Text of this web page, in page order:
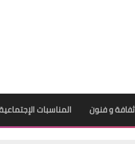
ثفافة و فنون المناسبات